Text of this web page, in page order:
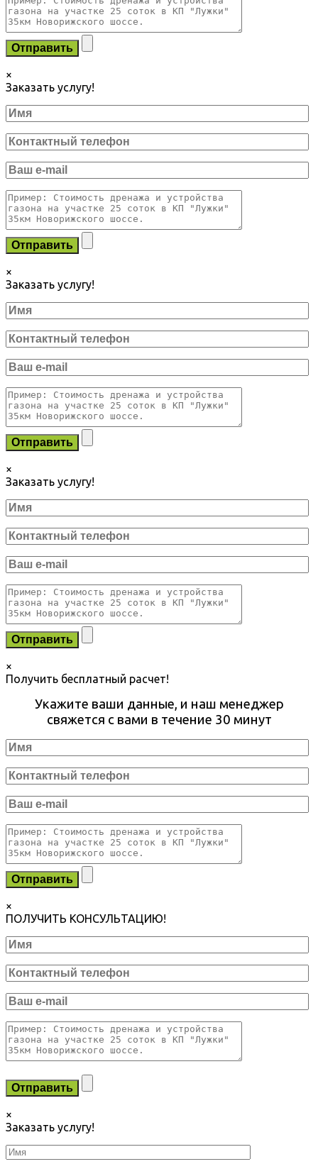
×
Заказать услугу!
×
Заказать услугу!
×
Заказать услугу!
×
Получить бесплатный расчет!
Укажите ваши данные, и наш менеджер
свяжется с вами в течение 30 минут
×
ПОЛУЧИТЬ КОНСУЛЬТАЦИЮ!
×
Заказать услугу!